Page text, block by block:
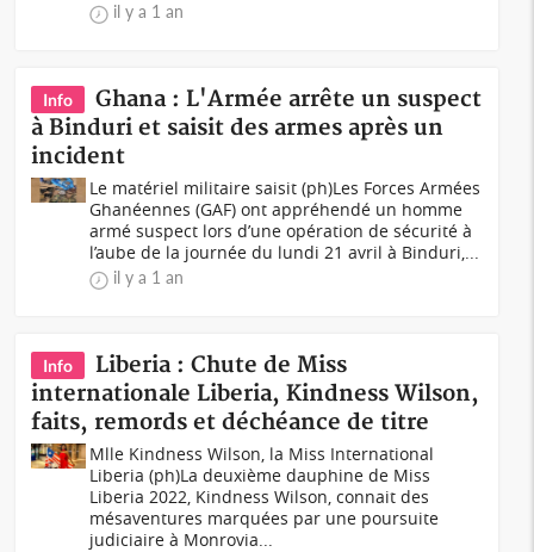
il y a 1 an
Info
Ghana : L'Armée arrête un suspect
à Binduri et saisit des armes après un
incident
Le matériel militaire saisit (ph)Les Forces Armées
Ghanéennes (GAF) ont appréhendé un homme
armé suspect lors d’une opération de sécurité à
l’aube de la journée du lundi 21 avril à Binduri,...
il y a 1 an
Info
Liberia : Chute de Miss
internationale Liberia, Kindness Wilson,
faits, remords et déchéance de titre
Mlle Kindness Wilson, la Miss International
Liberia (ph)La deuxième dauphine de Miss
Liberia 2022, Kindness Wilson, connait des
mésaventures marquées par une poursuite
judiciaire à Monrovia...